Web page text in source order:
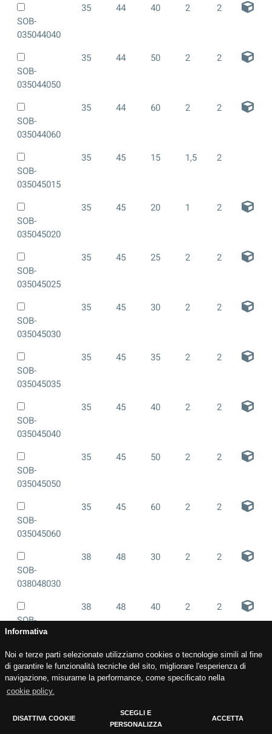
Informativa
Noi e terze parti selezionate utilizziamo cookies o tecnologie simili al fine
di garantire le funzionalità tecniche del sito, migliorare l'esperienza di
navigazione, misurarne la performance, come specificato nella
cookie policy.
DISATTIVA COOKIE
SCEGLI E
PERSONALIZZA
ACCETTA
SOB-
035044040
35 44 40 2 2
SOB-
035044050
35 44 50 2 2
SOB-
035044060
35 44 60 2 2
SOB-
035045015
35 45 15 1,5 2
SOB-
035045020
35 45 20 1 2
SOB-
035045025
35 45 25 2 2
SOB-
035045030
35 45 30 2 2
SOB-
035045035
35 45 35 2 2
SOB-
035045040
35 45 40 2 2
SOB-
035045050
35 45 50 2 2
SOB-
035045060
35 45 60 2 2
SOB-
038048030
38 48 30 2 2
SOB-
038048040
38 48 40 2 2
SOB-
040050015
40 50 15 1 2
SOB-